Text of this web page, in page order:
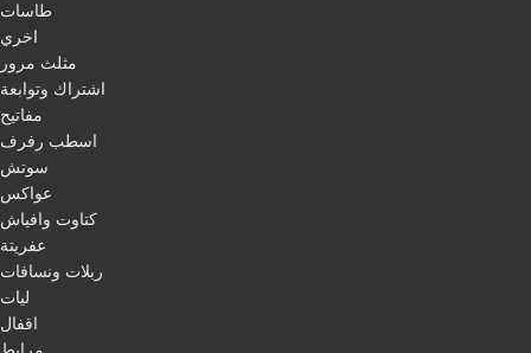
طاسات
اخري
مثلث مرور
اشتراك وتوابعة
مفاتيح
اسطب رفرف
سوتش
عواكس
كتاوت وافياش
عفريتة
ربلات ونسافات
ليات
اقفال